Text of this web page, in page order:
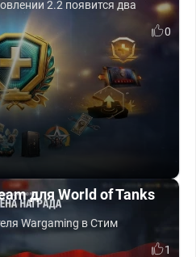
2.2 появится два
0
для World of Tanks
Wargaming в Стим
1